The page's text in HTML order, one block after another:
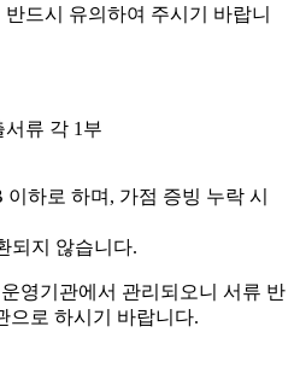
드시 유의하여 주시기 바랍니
류 각 1부
하로 하며, 가점 증빙 누락 시
되지 않습니다.
영기관에서 관리되오니 서류 반
으로 하시기 바랍니다.